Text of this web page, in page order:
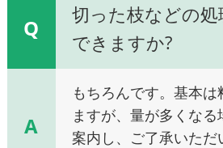
Q
切った枝などの
できますか?
A
もちろんです。基本は
ますが、量が多くな
案内し、ご了承いただ